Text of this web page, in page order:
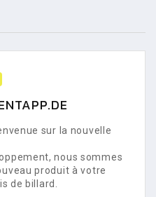
sur la nouvelle
nous sommes
produit à votre
de billard.